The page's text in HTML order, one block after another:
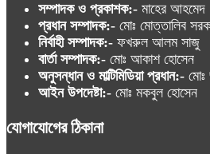
সম্পাদক ও প্রকাশক:- মাহের আহমেদ
প্রধান সম্পাদক:- মোঃ মোত্তালিব
নির্বাহী সম্পাদক:- ফখরুল আলম সাজু
বার্তা সম্পাদক:- মোঃ আকাশ হোসেন
অনুসন্ধান ও মাল্টিমিডিয়া প্রধান:- মোঃ
আইন উপদেষ্টা:- মোঃ মকবুল হোসেন
যোগাযোগের ঠিকানা